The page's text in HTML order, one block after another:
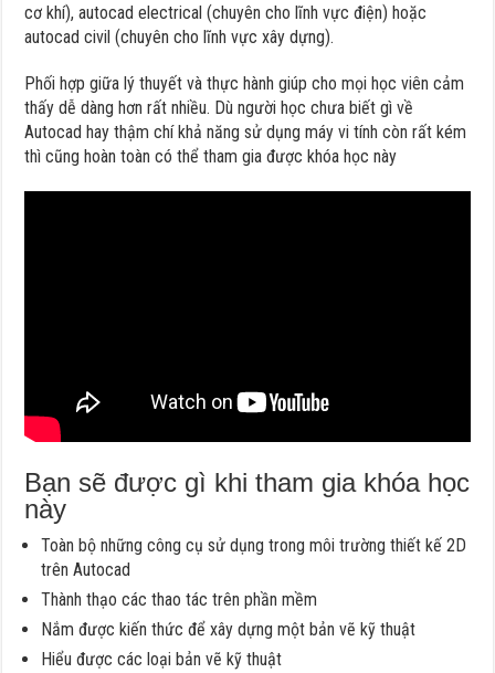
cơ khí), autocad electrical (chuyên cho lĩnh vực điện) hoặc
autocad civil (chuyên cho lĩnh vực xây dựng).
Phối hợp giữa lý thuyết và thực hành giúp cho mọi học viên cảm
thấy dễ dàng hơn rất nhiều. Dù người học chưa biết gì về
Autocad hay thậm chí khả năng sử dụng máy vi tính còn rất kém
thì cũng hoàn toàn có thể tham gia được khóa học này
Bạn sẽ được gì khi tham gia khóa học
này
Toàn bộ những công cụ sử dụng trong môi trường thiết kế 2D
trên Autocad
Thành thạo các thao tác trên phần mềm
Nắm được kiến thức để xây dựng một bản vẽ kỹ thuật
Hiểu được các loại bản vẽ kỹ thuật